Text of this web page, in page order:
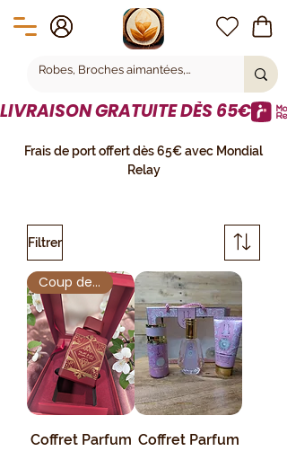
LIVRAISON GRATUITE DÈS 65€
Frais de port offert dès 65€ avec Mondial
Relay
Filtrer
Coup de Cœur
Coffret Parfum Coffret Parfum